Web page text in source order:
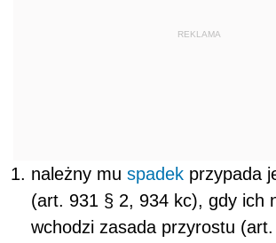
REKLAMA
należny mu spadek przypada
(art. 931 § 2, 934 kc), gdy ich
wchodzi zasada przyrostu